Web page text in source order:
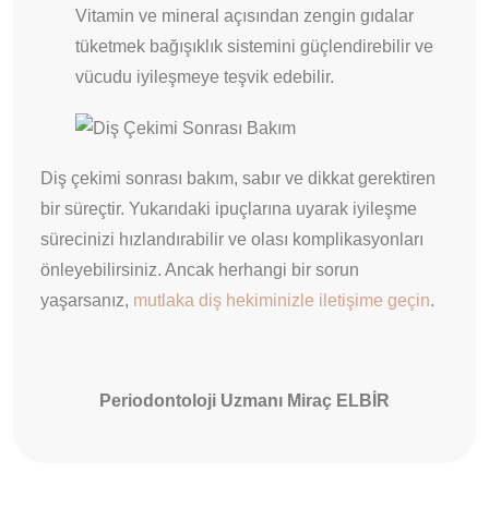
Vitamin ve mineral açısından zengin gıdalar
tüketmek bağışıklık sistemini güçlendirebilir ve
vücudu iyileşmeye teşvik edebilir.
Diş çekimi sonrası bakım, sabır ve dikkat gerektiren
bir süreçtir. Yukarıdaki ipuçlarına uyarak iyileşme
sürecinizi hızlandırabilir ve olası komplikasyonları
önleyebilirsiniz. Ancak herhangi bir sorun
yaşarsanız, mutlaka diş hekiminizle iletişime geçin.
Periodontoloji Uzmanı Miraç ELBİR